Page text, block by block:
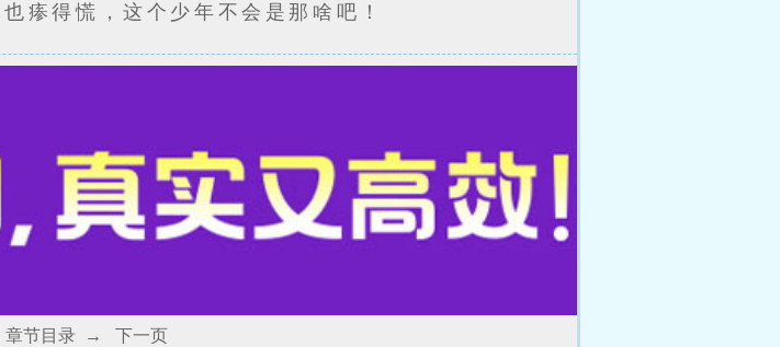
瘆得慌，这个少年不会是那啥吧！
章节目录 → 下一页